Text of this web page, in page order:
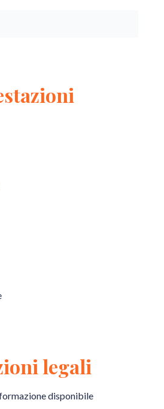
legali
disponibile